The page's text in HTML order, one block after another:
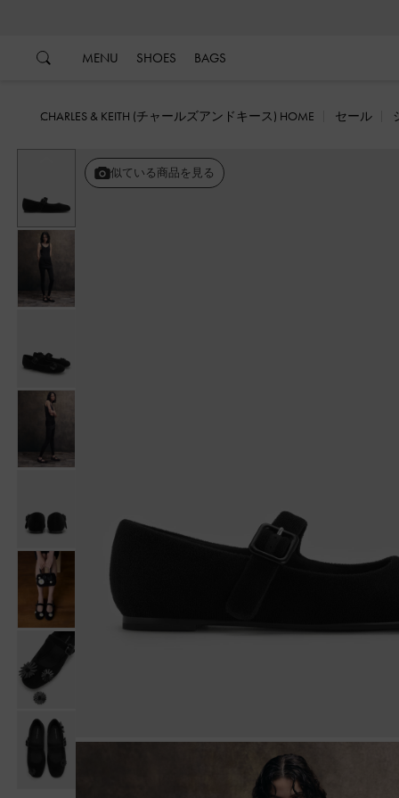
MENU SHOES BAGS
CHARLES & KEITH (チャールズアンドキース) HOME セール
似ている商品を見る